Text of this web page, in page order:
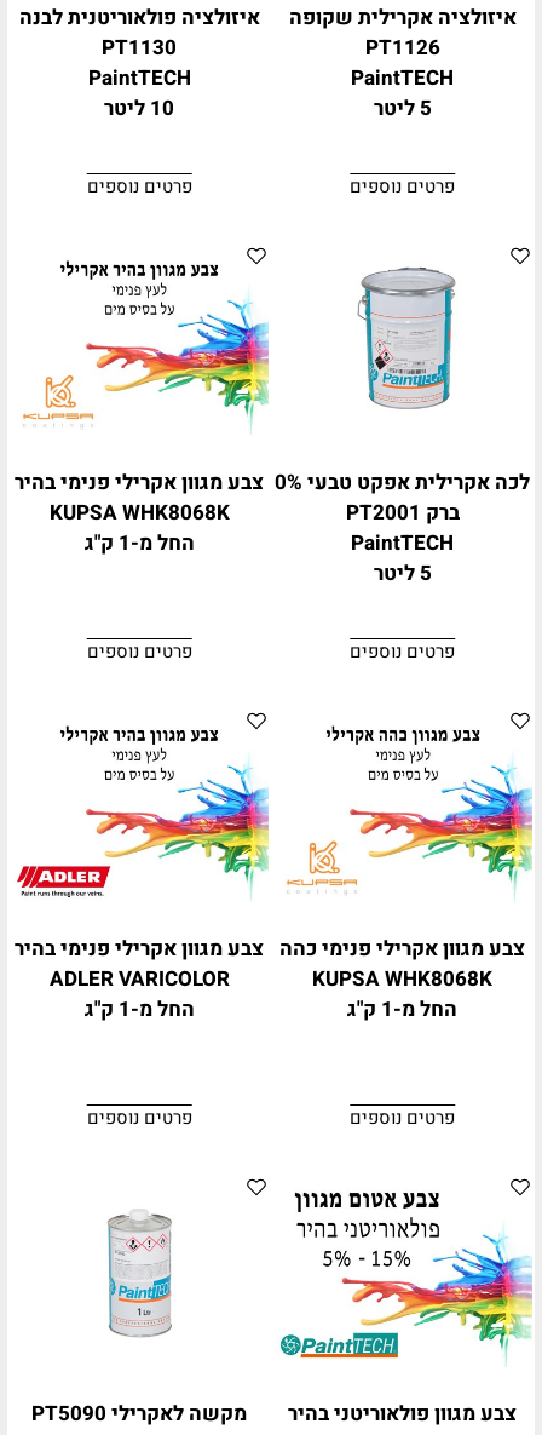
איזולציה אקרילית שקופה
PT1126
PaintTECH
5 ליטר
פרטים נוספים
איזולציה פולאוריטנית לבנה
PT1130
PaintTECH
10 ליטר
פרטים נוספים
לכה אקרילית אפקט טבעי 0%
ברק PT2001
PaintTECH
5 ליטר
פרטים נוספים
צבע מגוון אקרילי פנימי בהיר
KUPSA WHK8068K
החל מ-1 ק"ג
פרטים נוספים
צבע מגוון אקרילי פנימי כהה
KUPSA WHK8068K
החל מ-1 ק"ג
פרטים נוספים
צבע מגוון אקרילי פנימי בהיר
ADLER VARICOLOR
החל מ-1 ק"ג
פרטים נוספים
צבע מגוון פולאוריטני בהיר
מקשה לאקרילי PT5090